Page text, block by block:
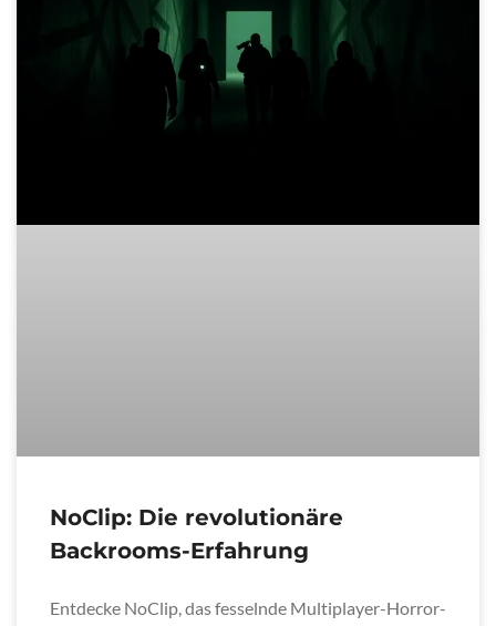
NoClip: Die revolutionäre
Backrooms-Erfahrung
Entdecke NoClip, das fesselnde Multiplayer-Horror-